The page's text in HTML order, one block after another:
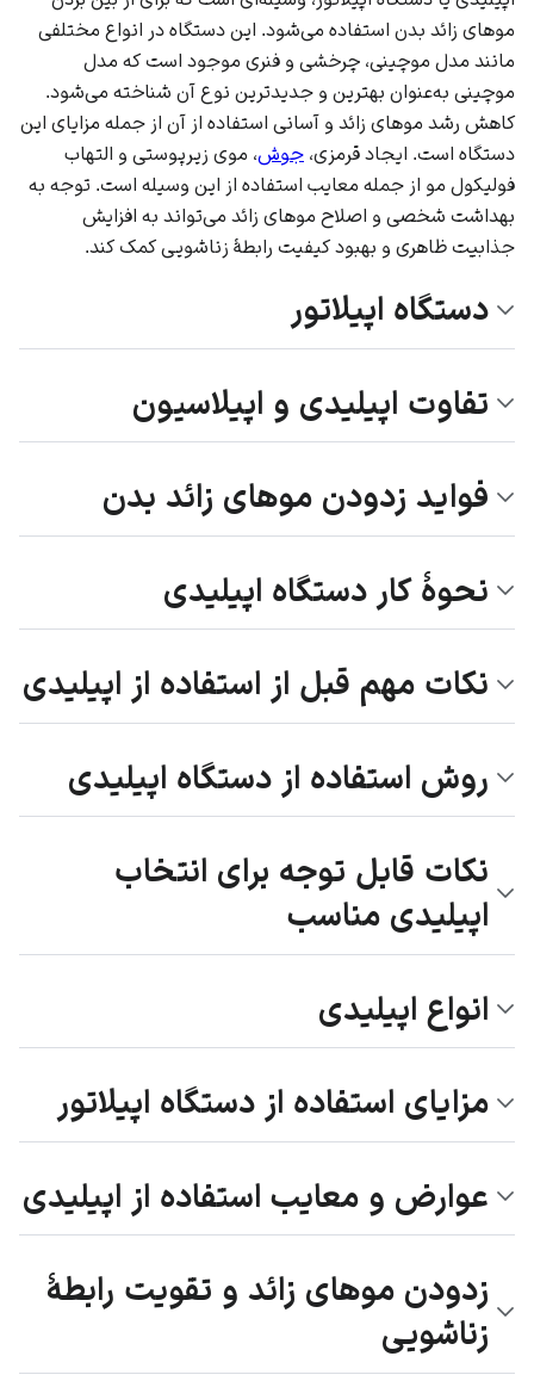
موهای زائد بدن استفاده می‌شود. این دستگاه در انواع مختلفی
مانند مدل موچینی، چرخشی و فنری موجود است که مدل
موچینی به‌عنوان بهترین و جدیدترین نوع آن شناخته می‌شود.
کاهش رشد موهای زائد و آسانی استفاده از آن از جمله مزایای این
دستگاه است. ایجاد قرمزی، جوش، موی زیرپوستی و التهاب
فولیکول مو از جمله معایب استفاده از این وسیله است. توجه به
بهداشت شخصی و اصلاح موهای زائد می‌تواند به افزایش
جذابیت ظاهری و بهبود کیفیت رابطۀ زناشویی کمک کند.
دستگاه اپیلاتور
تفاوت اپیلیدی و اپیلاسیون
فواید زدودن موهای زائد بدن
نحوۀ کار دستگاه اپیلیدی
نکات مهم قبل از استفاده از اپیلیدی
روش استفاده از دستگاه اپیلیدی
نکات قابل توجه برای انتخاب
اپیلیدی مناسب
انواع اپیلیدی
مزایای استفاده از دستگاه اپیلاتور
عوارض و معایب استفاده از اپیلیدی
زدودن موهای زائد و تقویت رابطۀ
زناشویی